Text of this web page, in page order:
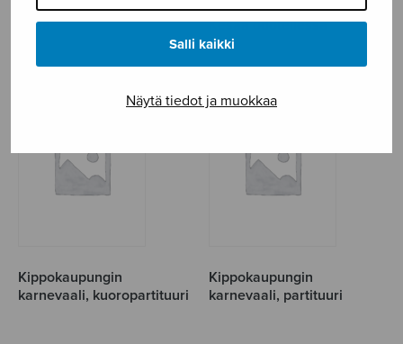
Salli kaikki
Näytä tiedot ja muokkaa
Kesä Kesää odotellessa
Kippokaupungin
karnevaali, kuoropartituuri
Kippokaupungin
karnevaali, partituuri